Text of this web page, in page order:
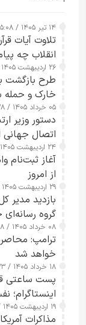
۱۴ تیر ۱۴۰۵ / ۱۵:۰۸
تلاوت آیات
انقلاب چه
۲۶ اردیبهشت ۱۴۰۵ / ۱۰:۱۵
طرح‌ بازگشت
خارک و
۰۵ خرداد ۱۴۰۵ / ۱۳:۲۸
دستور وزیر
اتصال جهانی
کامل مردم تا ۲۴ ساعت آینده
۲۴ اردیبهشت ۱۴۰۵ / ۰۹:۱۵
از امروز
۲۹ اردیبهشت ۱۴۰۵ / ۱۳:۴۲
بازدید مدیر
گروه
رسانه‌های
۰۸ خرداد ۱۴۰۵ / ۱۹:۰۸
ترامپ:
خواهد شد
۱۸ خرداد ۱۴۰۵ / ۰۱:۳۳
پست ساعتی
اینستاگرام؛
۱۹ اردیبهشت ۱۴۰۵ / ۱۱:۳۶
مذاکرات